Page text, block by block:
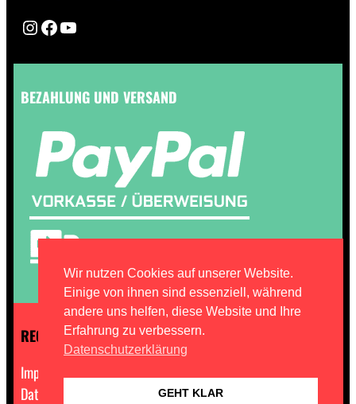
Instagram Facebook YouTube
BEZAHLUNG UND VERSAND
RECHTLICHES
Impressum
Datenschutz
Wir nutzen Cookies auf unserer Website.
Einige von ihnen sind essenziell, während
andere uns helfen, diese Website und Ihre
Erfahrung zu verbessern.
Datenschutzerklärung
GEHT KLAR